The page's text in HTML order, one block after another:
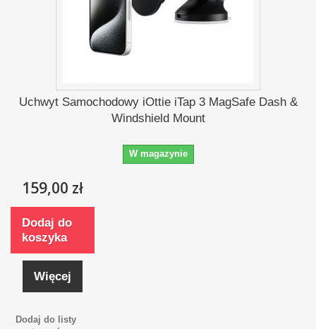
Uchwyt Samochodowy iOttie iTap 3 MagSafe Dash &
Windshield Mount
W magazynie
159,00 zł
Dodaj do
koszyka
Więcej
Dodaj do listy